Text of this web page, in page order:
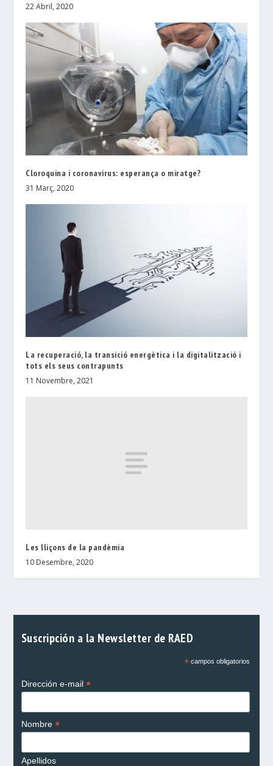
22 Abril, 2020
Cloroquina i coronavirus: esperança o miratge?
31 Març, 2020
La recuperació, la transició energètica i la digitalització i
tots els seus contrapunts
11 Novembre, 2021
Les lliçons de la pandèmia
10 Desembre, 2020
Suscripción a la Newsletter de RAED
*campos obligatorios
Dirección e-mail *
Nombre *
Apellidos